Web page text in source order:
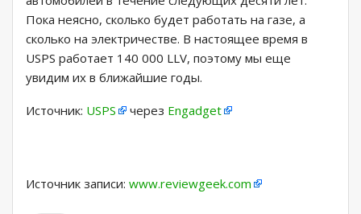
Пока неясно, сколько будет работать на газе, а
сколько на электричестве. В настоящее время в
USPS работает 140 000 LLV, поэтому мы еще
увидим их в ближайшие годы.
Источник: USPS через Engadget
Источник записи: www.reviewgeek.com